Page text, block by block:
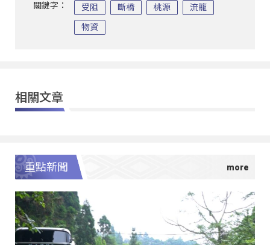
關鍵字： 受阻 斷橋 桃源 流籠
物資
相關文章
重點新聞